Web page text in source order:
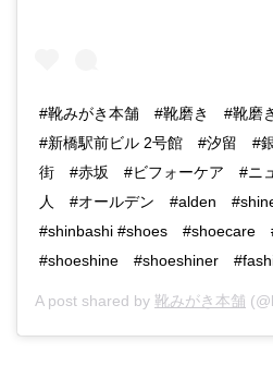
#靴みがき本舗 #靴磨き #靴
#新橋駅前ビル 2号館 #汐留 #
街 #赤坂 #ビフォーケア #ニ
人 #オールデン #alden
#shinbashi #shoes
#shoeshine #shoeshiner
A post shared by 靴みがき本舗